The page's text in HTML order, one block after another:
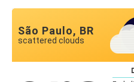
São Paulo, BR
scattered clouds